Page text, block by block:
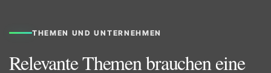
THEMEN UND UNTERNEHMEN
Relevante Themen brauchen eine